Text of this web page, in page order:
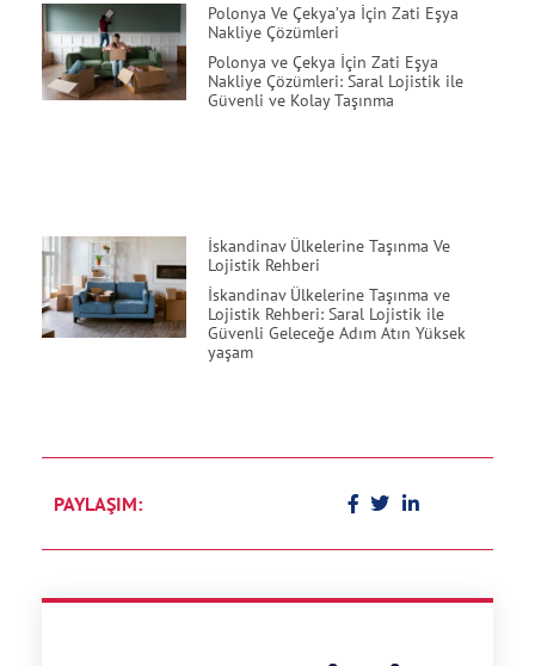
Polonya Ve Çekya’ya İçin Zati Eşya
Nakliye Çözümleri
Polonya ve Çekya İçin Zati Eşya
Nakliye Çözümleri: Saral Lojistik ile
Güvenli ve Kolay Taşınma
İskandinav Ülkelerine Taşınma Ve
Lojistik Rehberi
İskandinav Ülkelerine Taşınma ve
Lojistik Rehberi: Saral Lojistik ile
Güvenli Geleceğe Adım Atın Yüksek
yaşam
PAYLAŞIM: